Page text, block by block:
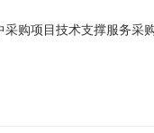
购项目技术支撑服务
务采购项目1.2采购内